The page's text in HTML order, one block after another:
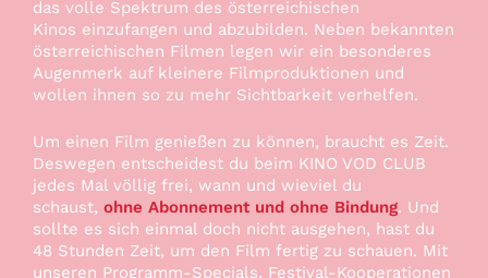
das volle Spektrum des österreichischen
Kinos einzufangen und abzubilden. Neben bekannten
österreichischen Filmen legen wir ein besonderes
Augenmerk auf kleinere Filmproduktionen und
wollen ihnen so zu mehr Sichtbarkeit verhelfen.
Um einen Film genießen zu können, braucht es Zeit.
Deswegen entscheidest du beim KINO VOD CLUB
jedes Mal völlig frei, wann und wieviel du
schaust, ohne Abonnement und ohne Bindung. Und
sollte es sich einmal doch nicht ausgehen, hast du
48 Stunden Zeit, um den Film fertig zu schauen. Mit
unseren Programm-Specials, Festival-Kooperationen